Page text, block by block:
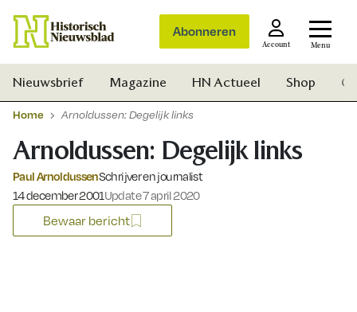
Abonneren
Account Menu
Nieuwsbrief Magazine HN Actueel Shop
Home Arnoldussen: Degelijk links
Arnoldussen: Degelijk links
Paul ArnoldussenSchrijver en journalist
Gepubliceerd op:
14 december 2001Update 7 april 2020
Bewaar bericht